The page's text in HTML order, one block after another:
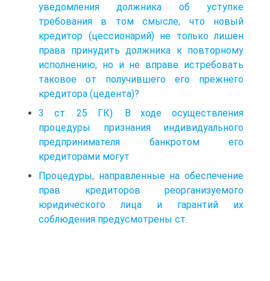
уведомления должника об уступке
требования в том смысле, что новый
кредитор (цессионарий) не только лишен
права принудить должника к повторному
исполнению, но и не вправе истребовать
таковое от получившего его прежнего
кредитора (цедента)?
3 ст. 25 ГК). В ходе осуществления
процедуры признания индивидуального
предпринимателя банкротом его
кредиторами могут
Процедуры, направленные на обеспечение
прав кредиторов реорганизуемого
юридического лица и гарантий их
соблюдения предусмотрены ст.